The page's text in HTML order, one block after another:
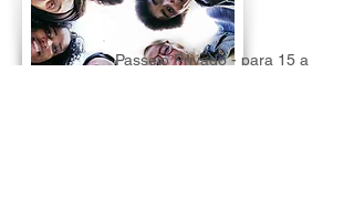
Passeio Privado - para 15 a